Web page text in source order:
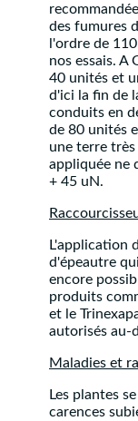
des fumures
l'ordre de
nos essais. A
40 unités et
d'ici la fin de
conduits en
de 80 unités
une terre
appliquée ne
+ 45 uN.
L'application
d'épeautre
encore
produits
et le
autorisés au-
Maladies et
Les plantes
carences